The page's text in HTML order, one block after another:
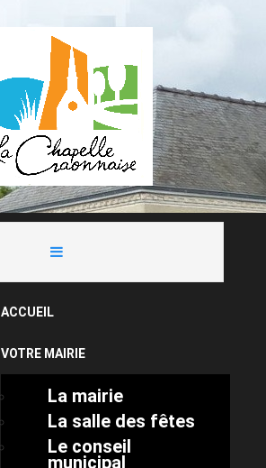
ACCUEIL
VOTRE MAIRIE
La mairie
La salle des fêtes
Le conseil
municipal